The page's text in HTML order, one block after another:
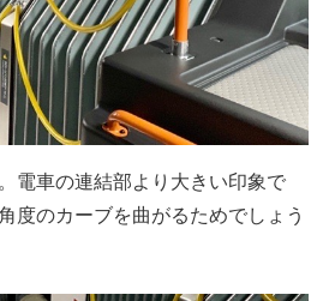
電車の連結部より大きい印象で
度のカーブを曲がるためでしょう